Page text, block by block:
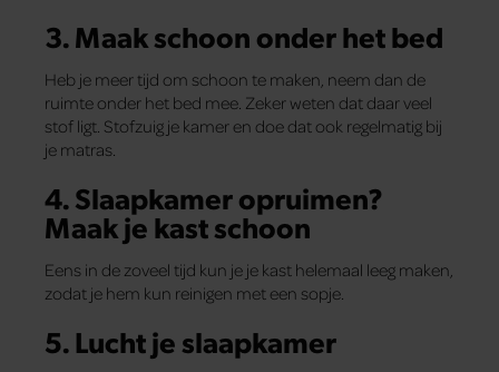
3. Maak schoon onder het bed
Heb je meer tijd om schoon te maken, neem dan de
ruimte onder het bed mee. Zeker weten dat daar veel
stof ligt. Stofzuig je kamer en doe dat ook regelmatig bij
je matras.
4. Slaapkamer opruimen?
Maak je kast schoon
Eens in de zoveel tijd kun je je kast helemaal leeg maken,
zodat je hem kun reinigen met een sopje.
5. Lucht je slaapkamer